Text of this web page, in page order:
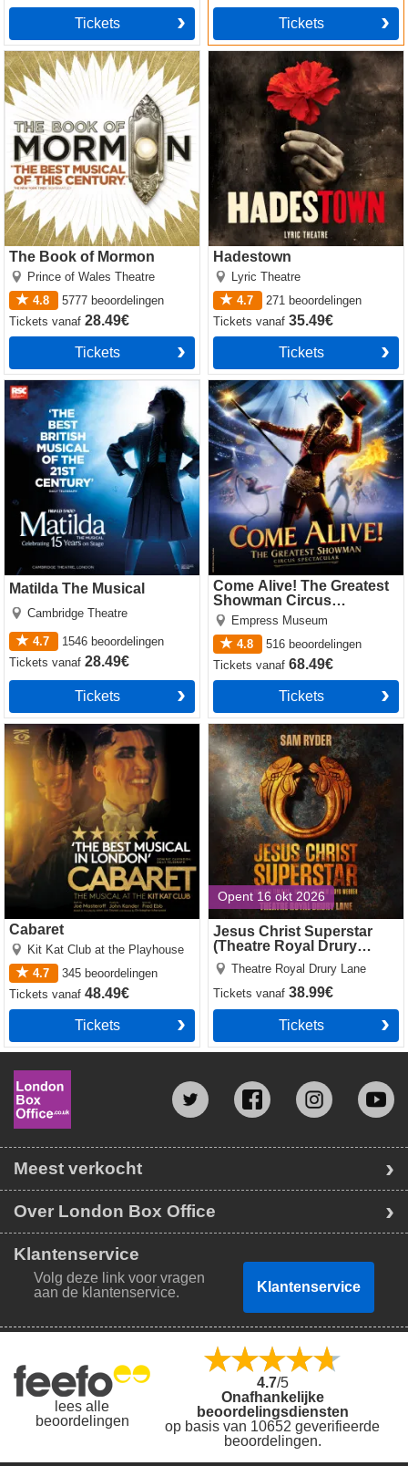
Tickets Tickets
The Book of Mormon
Prince of Wales Theatre
4.8
5777 beoordelingen
Ticketsvanaf28.49€
Tickets
The Book of Mormon
Hadestown
Lyric Theatre
4.7
271 beoordelingen
Ticketsvanaf35.49€
Tickets
Hadestown
Matilda The Musical
Cambridge Theatre
4.7 1546 beoordelingen
Ticketsvanaf28.49€
Tickets
Matilda The Musical
Come Alive! The Greatest
Showman Circus
Spectacular
Empress Museum
4.8
516 beoordelingen
Ticketsvanaf68.49€
Tickets
Come Alive! The Greatest
Showman Circus Spectacular
Cabaret
Kit Kat Club at the Playhouse
4.7
345 beoordelingen
Ticketsvanaf48.49€
Tickets
Cabaret
Opent 16 okt 2026
Jesus Christ Superstar
(Theatre Royal Drury
Lane)
Theatre Royal Drury Lane
Ticketsvanaf38.99€
Tickets
Jesus Christ Superstar
(Theatre Royal Drury Lane)
Meest verkocht
Over London Box Office
Klantenservice
Volg deze link voor vragen
aan de klantenservice.
Klantenservice
lees alle
beoordelingen
4.7/5
Onafhankelijke
beoordelingsdiensten
op basis van 10652 geverifieerde
beoordelingen.